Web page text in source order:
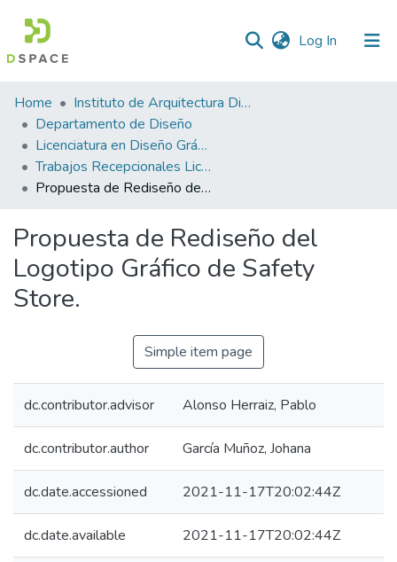
Log In (current)
Statistics
Home
Instituto de Arquitectura Diseño y Arte
Departamento de Diseño
Licenciatura en Diseño Gráfico
Trabajos Recepcionales Licenciatura en Diseño Gráfico
Propuesta de Rediseño del Logotipo Gráfico de Safety Store.
Propuesta de Rediseño del
Logotipo Gráfico de Safety
Store.
Simple item page
dc.contributor.advisor Alonso Herraiz, Pablo
dc.contributor.author García Muñoz, Johana
dc.date.accessioned 2021-11-17T20:02:44Z
dc.date.available 2021-11-17T20:02:44Z